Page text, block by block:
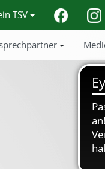
TSV